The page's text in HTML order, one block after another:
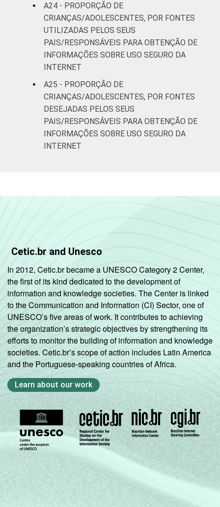
A24 - PROPORÇÃO DE
CRIANÇAS/ADOLESCENTES, POR FONTES
UTILIZADAS PELOS SEUS
PAIS/RESPONSÁVEIS PARA OBTENÇÃO DE
INFORMAÇÕES SOBRE USO SEGURO DA
INTERNET
A25 - PROPORÇÃO DE
CRIANÇAS/ADOLESCENTES, POR FONTES
DESEJADAS PELOS SEUS
PAIS/RESPONSÁVEIS PARA OBTENÇÃO DE
INFORMAÇÕES SOBRE USO SEGURO DA
INTERNET
Cetic.br and Unesco
In 2012, Cetic.br became a UNESCO Category 2 Center,
the first of its kind dedicated to the development of
information and knowledge societies. The Center is linked
to the Communication and Information (CI) Sector, one of
UNESCO’s five areas of work. It contributes to achieving
the organization’s strategic objectives by strengthening its
efforts to monitor the building of information and knowledge
societies. Cetic.br’s scope of action includes Latin America
and the Portuguese-speaking countries of Africa.
Learn about our work